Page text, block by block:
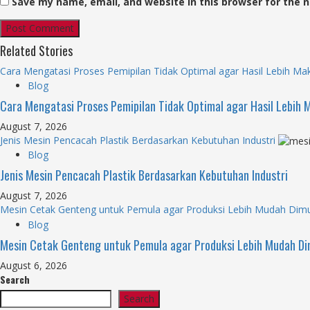
Related Stories
Cara Mengatasi Proses Pemipilan Tidak Optimal agar Hasil Lebih
Blog
Cara Mengatasi Proses Pemipilan Tidak Optimal agar Hasil Lebih
August 7, 2026
Jenis Mesin Pencacah Plastik Berdasarkan Kebutuhan Industri
Blog
Jenis Mesin Pencacah Plastik Berdasarkan Kebutuhan Industri
August 7, 2026
Mesin Cetak Genteng untuk Pemula agar Produksi Lebih Mudah
Blog
Mesin Cetak Genteng untuk Pemula agar Produksi Lebih Mudah
August 6, 2026
Search
Search